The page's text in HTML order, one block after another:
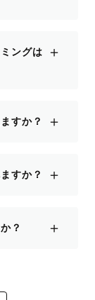
ングは
＋
すか？ ＋
すか？ ＋
？ ＋